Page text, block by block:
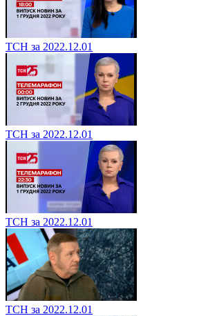
ТСН за 2022.12.01
ТСН за 2022.12.01
ТСН за 2022.12.01
ТСН за 2022.12.01